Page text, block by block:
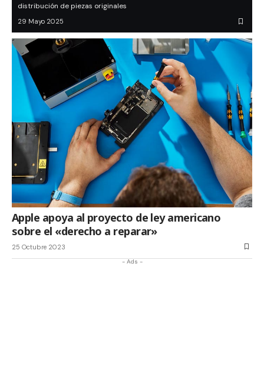
distribución de piezas originales
29 Mayo 2025
Apple apoya al proyecto de ley americano
sobre el «derecho a reparar»
25 Octubre 2023
- Ads -